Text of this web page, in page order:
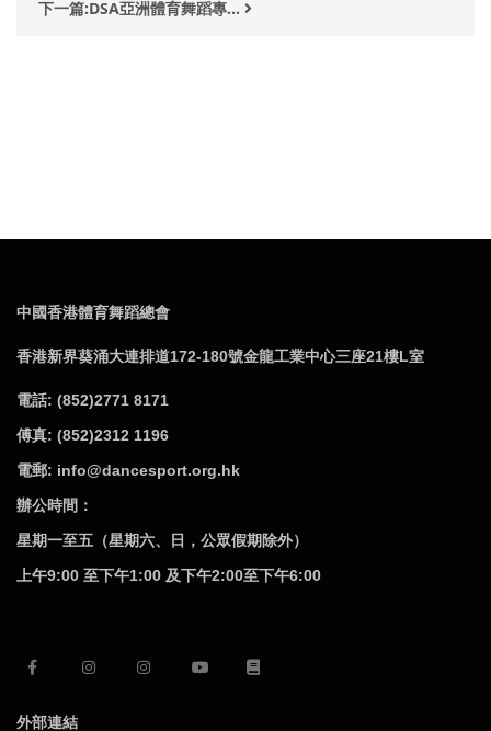
下一篇:DSA亞洲體育舞蹈專...
中國香港體育舞蹈總會
香港新界葵涌大連排道172-180號金龍工業中心三座21樓L室
電話: (852)2771 8171
傅真: (852)2312 1196
電郵: info@dancesport.org.hk
辦公時間：
星期一至五（星期六、日，公眾假期除外）
上午9:00 至下午1:00 及下午2:00至下午6:00
外部連結